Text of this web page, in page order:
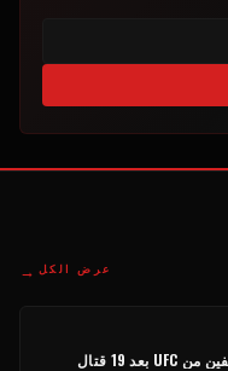
عرض الكل →
من UFC بعد 19 قتال